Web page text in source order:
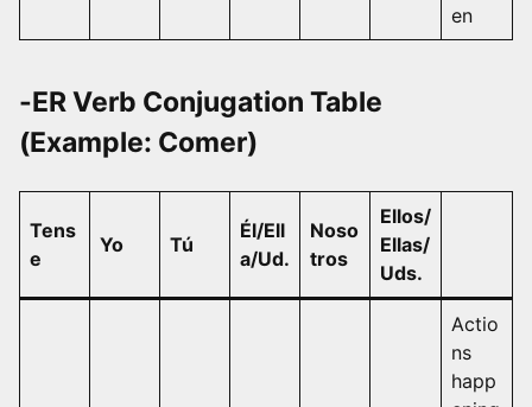
en
-ER Verb Conjugation Table
(Example: Comer)
Tens
e
Yo Tú
Él/Ell
a/Ud.
Noso
tros
Ellos/
Ellas/
Uds.
Actio
ns
happ